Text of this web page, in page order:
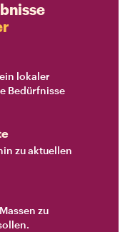
lokaler
Bedürfnisse
zu aktuellen
zu